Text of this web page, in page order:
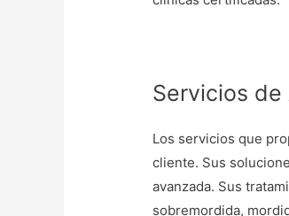
Servicios
Los servicios que
cliente. Sus
avanzada. Sus
sobremordida,